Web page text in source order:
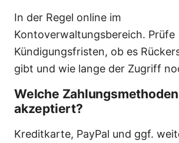
In der Regel online im
Kontoverwaltungsbereich. Prüfe
Kündigungsfristen, ob es
gibt und wie lange der Zugriff
Welche
akzeptiert?
Kreditkarte, PayPal und ggf.